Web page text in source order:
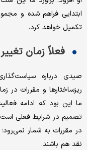
ابتدایی فراهم شده و
تکمیل خواهد کرد.
فعلاً زمان
صیدی درباره
ریزساختارها و مقررات در
ما این بود که ادامه
تصمیم در شرایط فعلی است،
در مقررات به شمار
نقد هم باشند.